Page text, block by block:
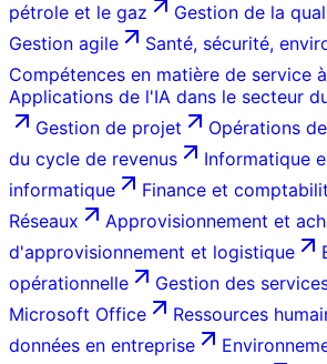
pétrole et le gaz
Gestion de la
Gestion agile
Santé, sécurité,
Compétences en matière de service
Applications de l'IA dans le secteur
Gestion de projet
Opérations
du cycle de revenus
Informatique
informatique
Finance et
Réseaux
Approvisionnement et
d'approvisionnement et logistique
opérationnelle
Gestion des
Microsoft Office
Ressources
données en entreprise